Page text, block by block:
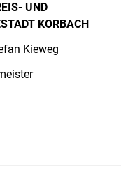
UND
KORBACH
Kieweg